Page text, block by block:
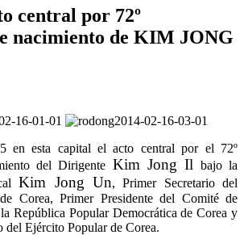
central por 72º
nacimiento de KIM JONG
en esta capital el acto central por el 72º
del Dirigente Kim Jong Il bajo la
Kim Jong Un, Primer Secretario del
Corea, Primer Presidente del Comité de
República Popular Democrática de Corea y
del Ejército Popular de Corea.